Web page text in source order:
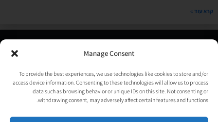
Manage Consent
To provide the best experiences, we use technologies like cookies to store and/or
access device information. Consenting to these technologies will allow us to process
data such as browsing behavior or unique IDs on this site. Not consenting or
withdrawing consent, may adversely affect certain features and functions.
קרא עוד »
, העסק החברתי לבניית אתרים | עיצוב וגרפיקה:
psycat